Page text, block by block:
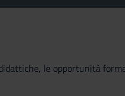
le opportunità